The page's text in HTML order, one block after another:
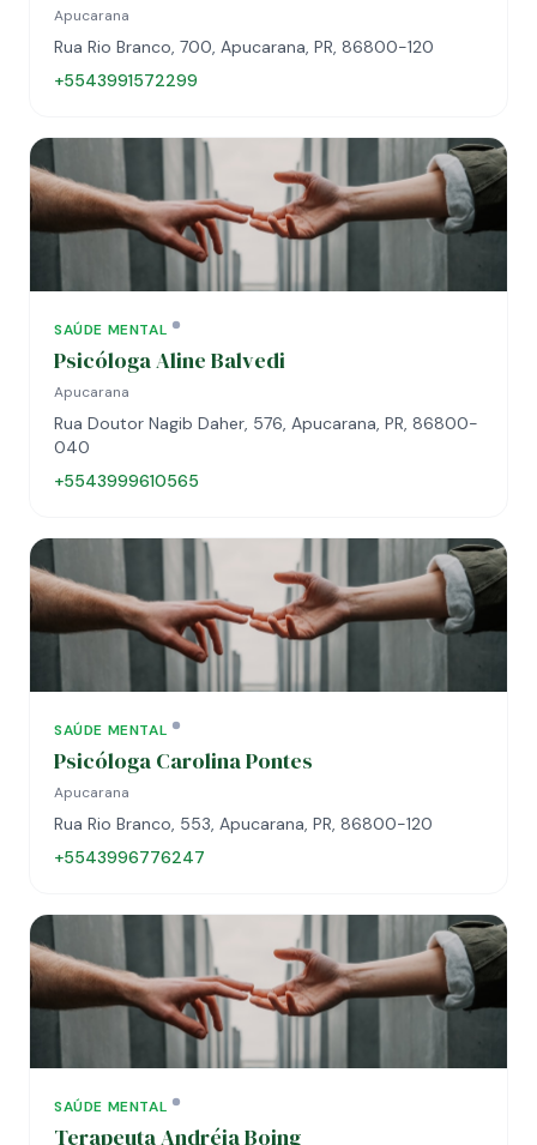
Apucarana
Rua Rio Branco, 700, Apucarana, PR, 86800-120
+5543991572299
SAÚDE MENTAL
Psicóloga Aline Balvedi
Apucarana
Rua Doutor Nagib Daher, 576, Apucarana, PR, 86800-
040
+5543999610565
SAÚDE MENTAL
Psicóloga Carolina Pontes
Apucarana
Rua Rio Branco, 553, Apucarana, PR, 86800-120
+5543996776247
SAÚDE MENTAL
Terapeuta Andréia Boing